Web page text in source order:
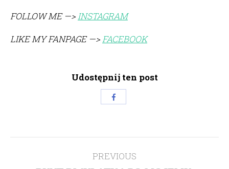
FOLLOW ME —>INSTAGRAM
LIKE MY FANPAGE —>FACEBOOK
Udostępnij ten post
Share
PREVIOUS